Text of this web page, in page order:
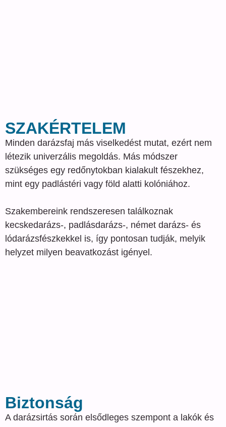
SZAKÉRTELEM
Minden darázsfaj más viselkedést mutat, ezért nem
létezik univerzális megoldás. Más módszer
szükséges egy redőnytokban kialakult fészekhez,
mint egy padlástéri vagy föld alatti kolóniához.
Szakembereink rendszeresen találkoznak
kecskedarázs-, padlásdarázs-, német darázs- és
lódarázsfészkekkel is, így pontosan tudják, melyik
helyzet milyen beavatkozást igényel.
Biztonság
A darázsirtás során elsődleges szempont a lakók és